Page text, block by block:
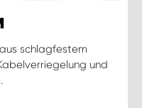
schlagfestem
und